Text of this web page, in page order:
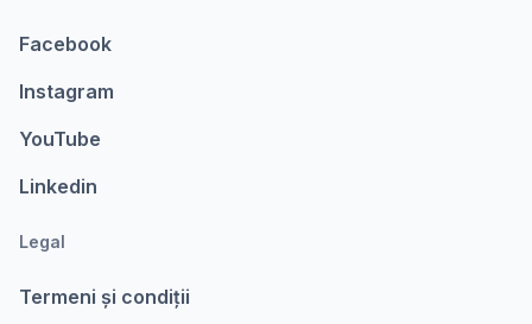
Facebook
Instagram
YouTube
Linkedin
Legal
Termeni şi condiții